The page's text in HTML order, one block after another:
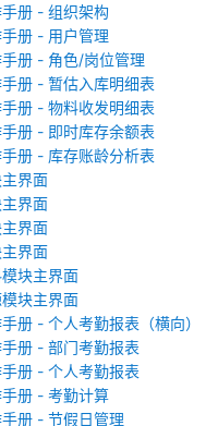
册 - 组织架构
册 - 用户管理
册 - 角色/岗位管理
册 - 暂估入库明细表
册 - 物料收发明细表
册 - 即时库存余额表
册 - 库存账龄分析表
界面
界面
界面
界面
块主界面
块主界面
册 - 个人考勤报表（横向）
册 - 部门考勤报表
册 - 个人考勤报表
册 - 考勤计算
册 - 节假日管理